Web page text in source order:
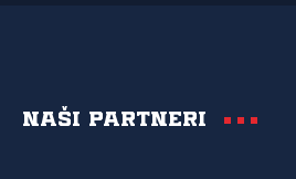
Naši partneri